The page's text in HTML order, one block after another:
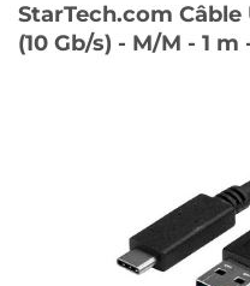
StarTech.com Câble
(10 Gb/s) - M/M - 1